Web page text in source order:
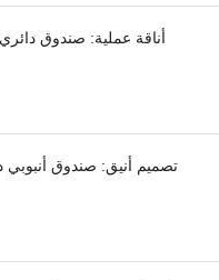
أناقة عملية: صندوق
تصميم أنيق: صندوق أنبوبي